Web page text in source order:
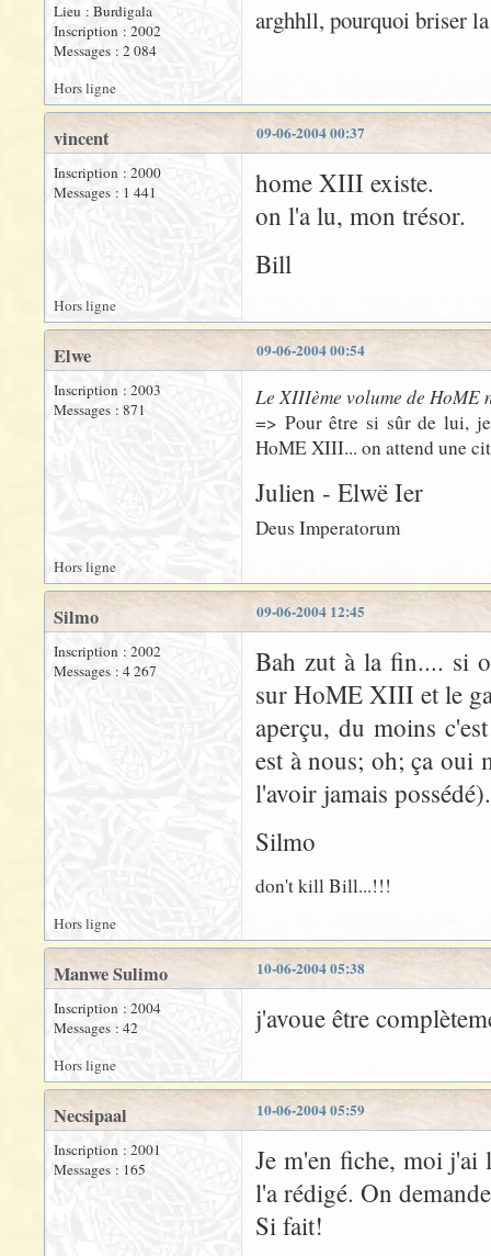
Lieu : Burdigala
Inscription : 2002
Messages : 2 084
arghhll, pourquoi briser
Hors ligne
09-06-2004 00:37
vincent
Inscription : 2000
Messages : 1 441
home XIII existe.
on l'a lu, mon trésor.
Bill
Hors ligne
09-06-2004 00:54
Elwe
Inscription : 2003
Messages : 871
Le XIIIème volume de HoME
=> Pour être si sûr de lui,
HoME XIII... on attend une
Julien - Elwë Ier
Deus Imperatorum
Hors ligne
09-06-2004 12:45
Silmo
Inscription : 2002
Messages : 4 267
Bah zut à la fin.... si
sur HoME XIII et le
aperçu, du moins
est à nous; oh; ça oui
l'avoir jamais possédé).
Silmo
don't kill Bill...!!!
Hors ligne
10-06-2004 05:38
Manwe Sulimo
Inscription : 2004
Messages : 42
j'avoue être
Hors ligne
10-06-2004 05:59
Necsipaal
Inscription : 2001
Messages : 165
Je m'en fiche, moi j'ai
l'a rédigé. On
Si fait!